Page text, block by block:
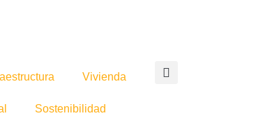
Vivienda
Sostenibilidad